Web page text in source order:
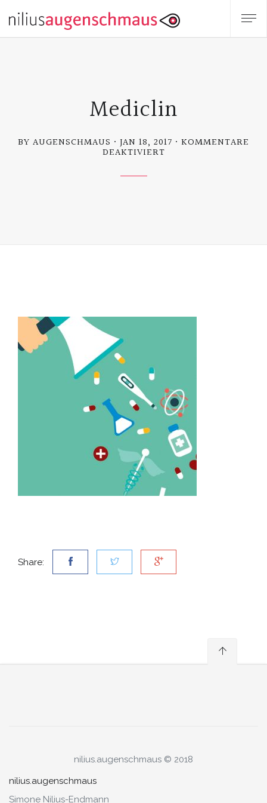
Mediclin
BY AUGENSCHMAUS JAN 18, 2017 KOMMENTARE
DEAKTIVIERTFÜR
Share:
nilius.augenschmaus © 2018
nilius.augenschmaus
Simone Nilius-Endmann